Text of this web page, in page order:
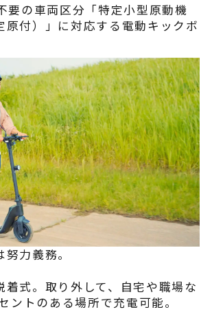
要の車両区分「特定小型原動機
原付）」に対応する電動キックボ
力義務。
着式。取り外して、自宅や職場な
ントのある場所で充電可能。